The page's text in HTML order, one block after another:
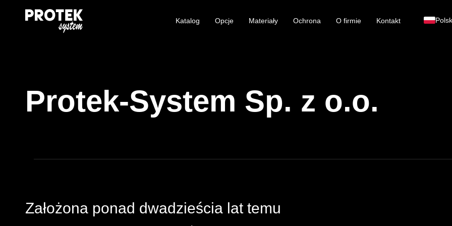
Katalog Opcje Materiały Ochrona O firmie Kontakt
Protek-System Sp. z o.o.
Założona ponad dwadzieścia lat temu